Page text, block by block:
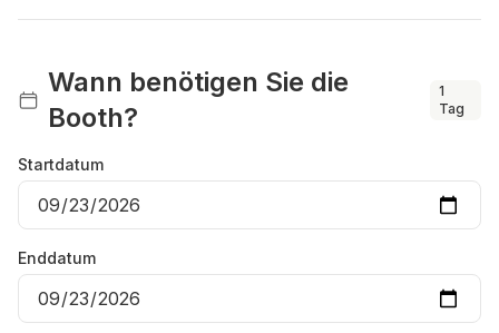
Wann benötigen Sie die
Booth?
1
Tag
Startdatum
Enddatum